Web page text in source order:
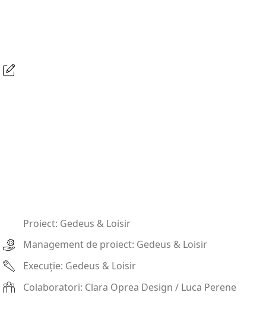
Proiect: Gedeus & Loisir
Management de proiect: Gedeus & Loisir
Execuție: Gedeus & Loisir
Colaboratori: Clara Oprea Design / Luca Perene